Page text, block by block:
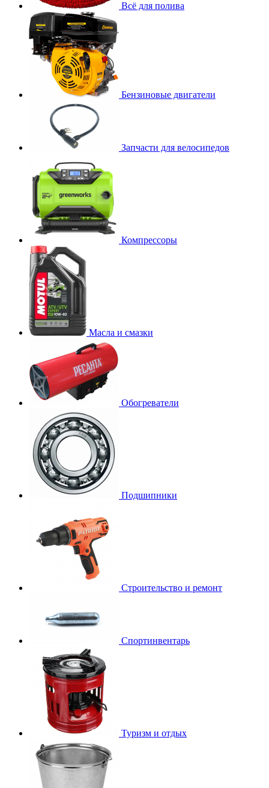
Всё для полива
Бензиновые двигатели
Запчасти для велосипедов
Компрессоры
Масла и смазки
Обогреватели
Подшипники
Строительство и ремонт
Спортинвентарь
Туризм и отдых